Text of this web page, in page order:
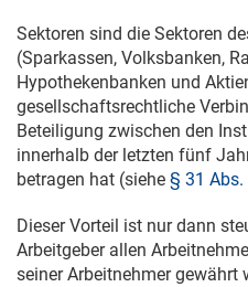
Sektoren sind die Sektoren
(Sparkassen, Volksbanken,
Hypothekenbanken und
gesellschaftsrechtliche
Beteiligung zwischen den
innerhalb der letzten fünf
betragen hat (siehe § 31 Abs.
Dieser Vorteil ist nur dann
Arbeitgeber allen
seiner Arbeitnehmer gewährt